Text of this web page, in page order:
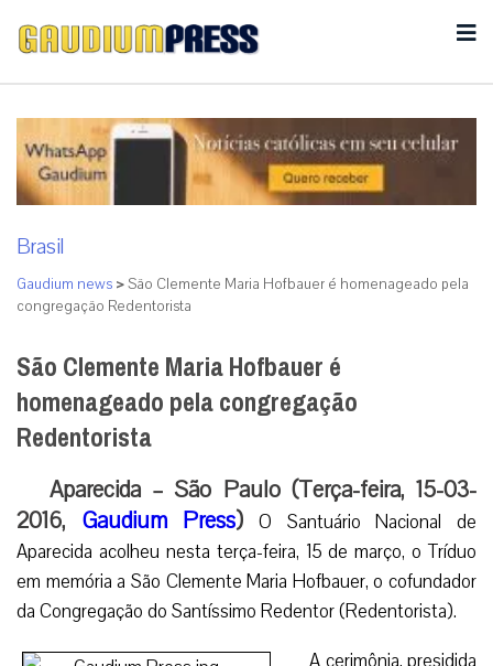
Brasil
Gaudium news >São Clemente Maria Hofbauer é homenageado pela
congregação Redentorista
São Clemente Maria Hofbauer é
homenageado pela congregação
Redentorista
Aparecida – São Paulo (Terça-feira, 15-03-
2016, Gaudium Press) O Santuário Nacional de
Aparecida acolheu nesta terça-feira, 15 de março, o Tríduo
em memória a São Clemente Maria Hofbauer, o cofundador
da Congregação do Santíssimo Redentor (Redentorista).
A cerimônia, presidida